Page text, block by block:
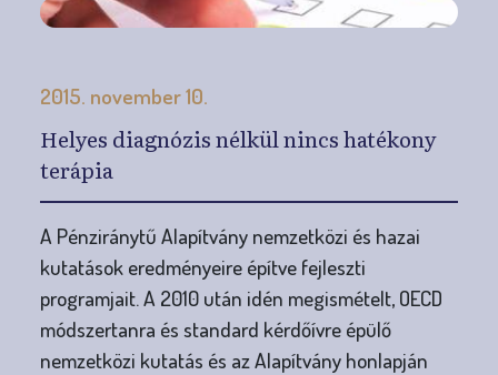
2015. november 10.
Helyes diagnózis nélkül nincs hatékony
terápia
A Pénziránytű Alapítvány nemzetközi és hazai
kutatások eredményeire építve fejleszti
programjait. A 2010 után idén megismételt, OECD
módszertanra és standard kérdőívre épülő
nemzetközi kutatás és az Alapítvány honlapján